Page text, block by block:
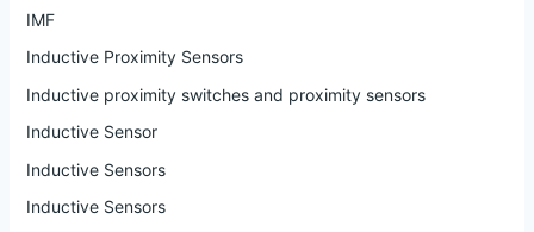
IMF
Inductive Proximity Sensors
Inductive proximity switches and proximity sensors
Inductive Sensor
Inductive Sensors
Inductive Sensors